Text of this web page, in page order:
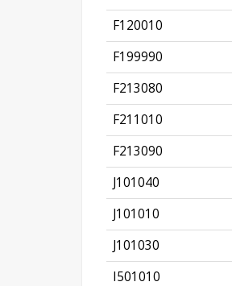
F120010
F199990
F213080
F211010
F213090
J101040
J101010
J101030
I501010